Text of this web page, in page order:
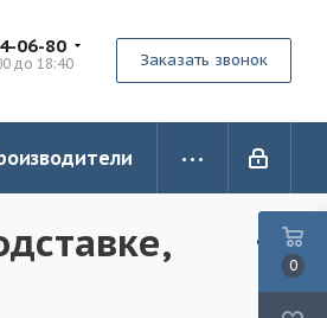
06-80
до 18:40 Заказать звонок
0